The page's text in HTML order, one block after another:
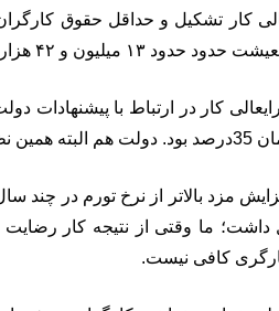
و ۴۲ هزار تومان است.
مزد بالاتر از نرخ تورم در
کافی نیست.